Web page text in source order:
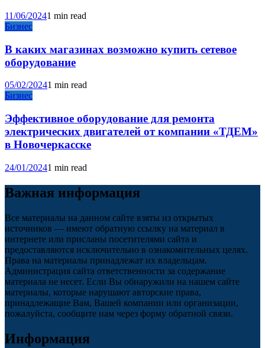
11/06/20241 min read
Бизнес
В каких магазинах возможно купить сетевое
оборудование
05/02/20241 min read
Бизнес
Эффективное оборудование для ремонта
электрических двигателей от компании «ТДЕМ»
в Новочеркасске
24/01/20241 min read
Важная информация
Все материалы на данном сайте взяты из открытых
источников — имеют обратную ссылку на материал в
интернете или присланы посетителями сайта и
предоставляются исключительно в ознакомительных целях.
Права на материалы принадлежат их владельцам.
Администрация сайта ответственности за содержание
материала не несет. Если Вы обнаружили на нашем сайте
материалы, которые нарушают авторские права,
принадлежащие Вам, Вашей компании или организации,
пожалуйста, сообщите нам через форму обратной связи.
Информация